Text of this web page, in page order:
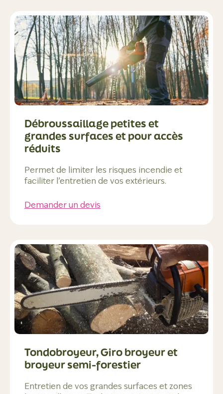
Débroussaillage petites et
grandes surfaces et pour accès
réduits
Permet de limiter les risques incendie et
faciliter l’entretien de vos extérieurs.
Demander un devis
Tondobroyeur, Giro broyeur et
broyeur semi-forestier
Entretien de vos grandes surfaces et zones